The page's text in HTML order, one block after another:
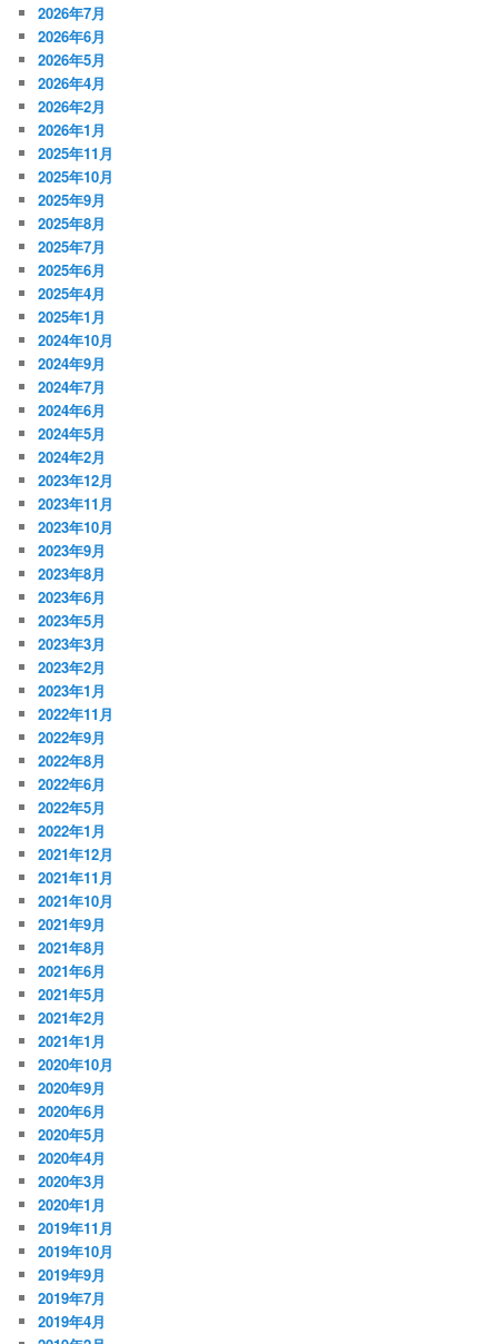
2026年7月
2026年6月
2026年5月
2026年4月
2026年2月
2026年1月
2025年11月
2025年10月
2025年9月
2025年8月
2025年7月
2025年6月
2025年4月
2025年1月
2024年10月
2024年9月
2024年7月
2024年6月
2024年5月
2024年2月
2023年12月
2023年11月
2023年10月
2023年9月
2023年8月
2023年6月
2023年5月
2023年3月
2023年2月
2023年1月
2022年11月
2022年9月
2022年8月
2022年6月
2022年5月
2022年1月
2021年12月
2021年11月
2021年10月
2021年9月
2021年8月
2021年6月
2021年5月
2021年2月
2021年1月
2020年10月
2020年9月
2020年6月
2020年5月
2020年4月
2020年3月
2020年1月
2019年11月
2019年10月
2019年9月
2019年7月
2019年4月